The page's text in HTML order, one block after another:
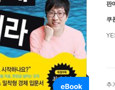
판
쿠
추